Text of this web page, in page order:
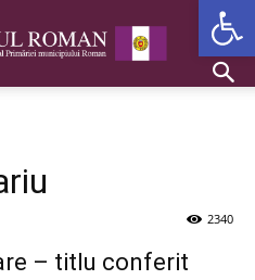
2340
– titlu conferit